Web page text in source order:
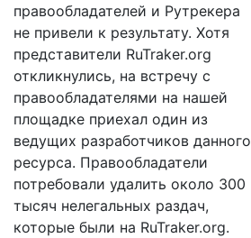
правообладателей и Рутрекера
не привели к результату. Хотя
представители RuTraker.org
откликнулись, на встречу с
правообладателями на нашей
площадке приехал один из
ведущих разработчиков данного
ресурса. Правообладатели
потребовали удалить около 300
тысяч нелегальных раздач,
которые были на RuTraker.org.